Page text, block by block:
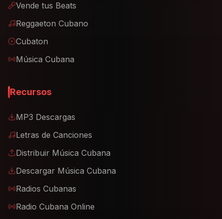
Vende tus Beats
Reggaeton Cubano
Cubaton
Música Cubana
Recursos
MP3 Descargas
Letras de Canciones
Distribuir Música Cubana
Descargar Música Cubana
Radios Cubanas
Radio Cubana Online